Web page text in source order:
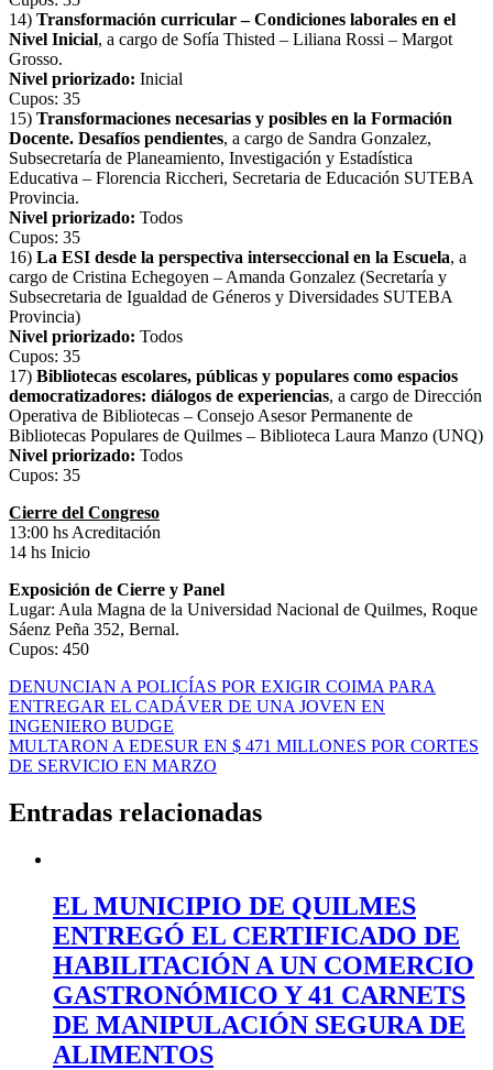
14) Transformación curricular – Condiciones laborales en el
Nivel Inicial, a cargo de Sofía Thisted – Liliana Rossi – Margot
Grosso.
Nivel priorizado: Inicial
Cupos: 35
15) Transformaciones necesarias y posibles en la Formación
Docente. Desafíos pendientes, a cargo de Sandra Gonzalez,
Subsecretaría de Planeamiento, Investigación y Estadística
Educativa – Florencia Riccheri, Secretaria de Educación SUTEBA
Provincia.
Nivel priorizado: Todos
Cupos: 35
16) La ESI desde la perspectiva interseccional en la Escuela, a
cargo de Cristina Echegoyen – Amanda Gonzalez (Secretaría y
Subsecretaria de Igualdad de Géneros y Diversidades SUTEBA
Provincia)
Nivel priorizado: Todos
Cupos: 35
17) Bibliotecas escolares, públicas y populares como espacios
democratizadores: diálogos de experiencias, a cargo de Dirección
Operativa de Bibliotecas – Consejo Asesor Permanente de
Bibliotecas Populares de Quilmes – Biblioteca Laura Manzo (UNQ)
Nivel priorizado: Todos
Cupos: 35
Cierre del Congreso
13:00 hs Acreditación
14 hs Inicio
Exposición de Cierre y Panel
Lugar: Aula Magna de la Universidad Nacional de Quilmes, Roque
Sáenz Peña 352, Bernal.
Cupos: 450
Navegación
de
entradas
DENUNCIAN A POLICÍAS POR EXIGIR COIMA PARA
ENTREGAR EL CADÁVER DE UNA JOVEN EN
INGENIERO BUDGE
MULTARON A EDESUR EN $ 471 MILLONES POR CORTES
DE SERVICIO EN MARZO
Entradas relacionadas
EL MUNICIPIO DE QUILMES
ENTREGÓ EL CERTIFICADO DE
HABILITACIÓN A UN COMERCIO
GASTRONÓMICO Y 41 CARNETS
DE MANIPULACIÓN SEGURA DE
ALIMENTOS